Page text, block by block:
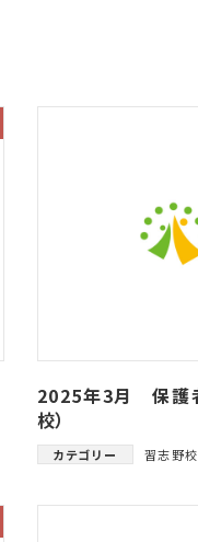
2025年3月 保護
校）
カテゴリー 習志野校